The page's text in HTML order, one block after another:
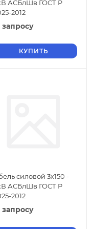
АСБлШв ГОСТ Р
2012
запросу
КУПИТЬ
силовой 3х150 -
АСБлШв ГОСТ Р
2012
запросу